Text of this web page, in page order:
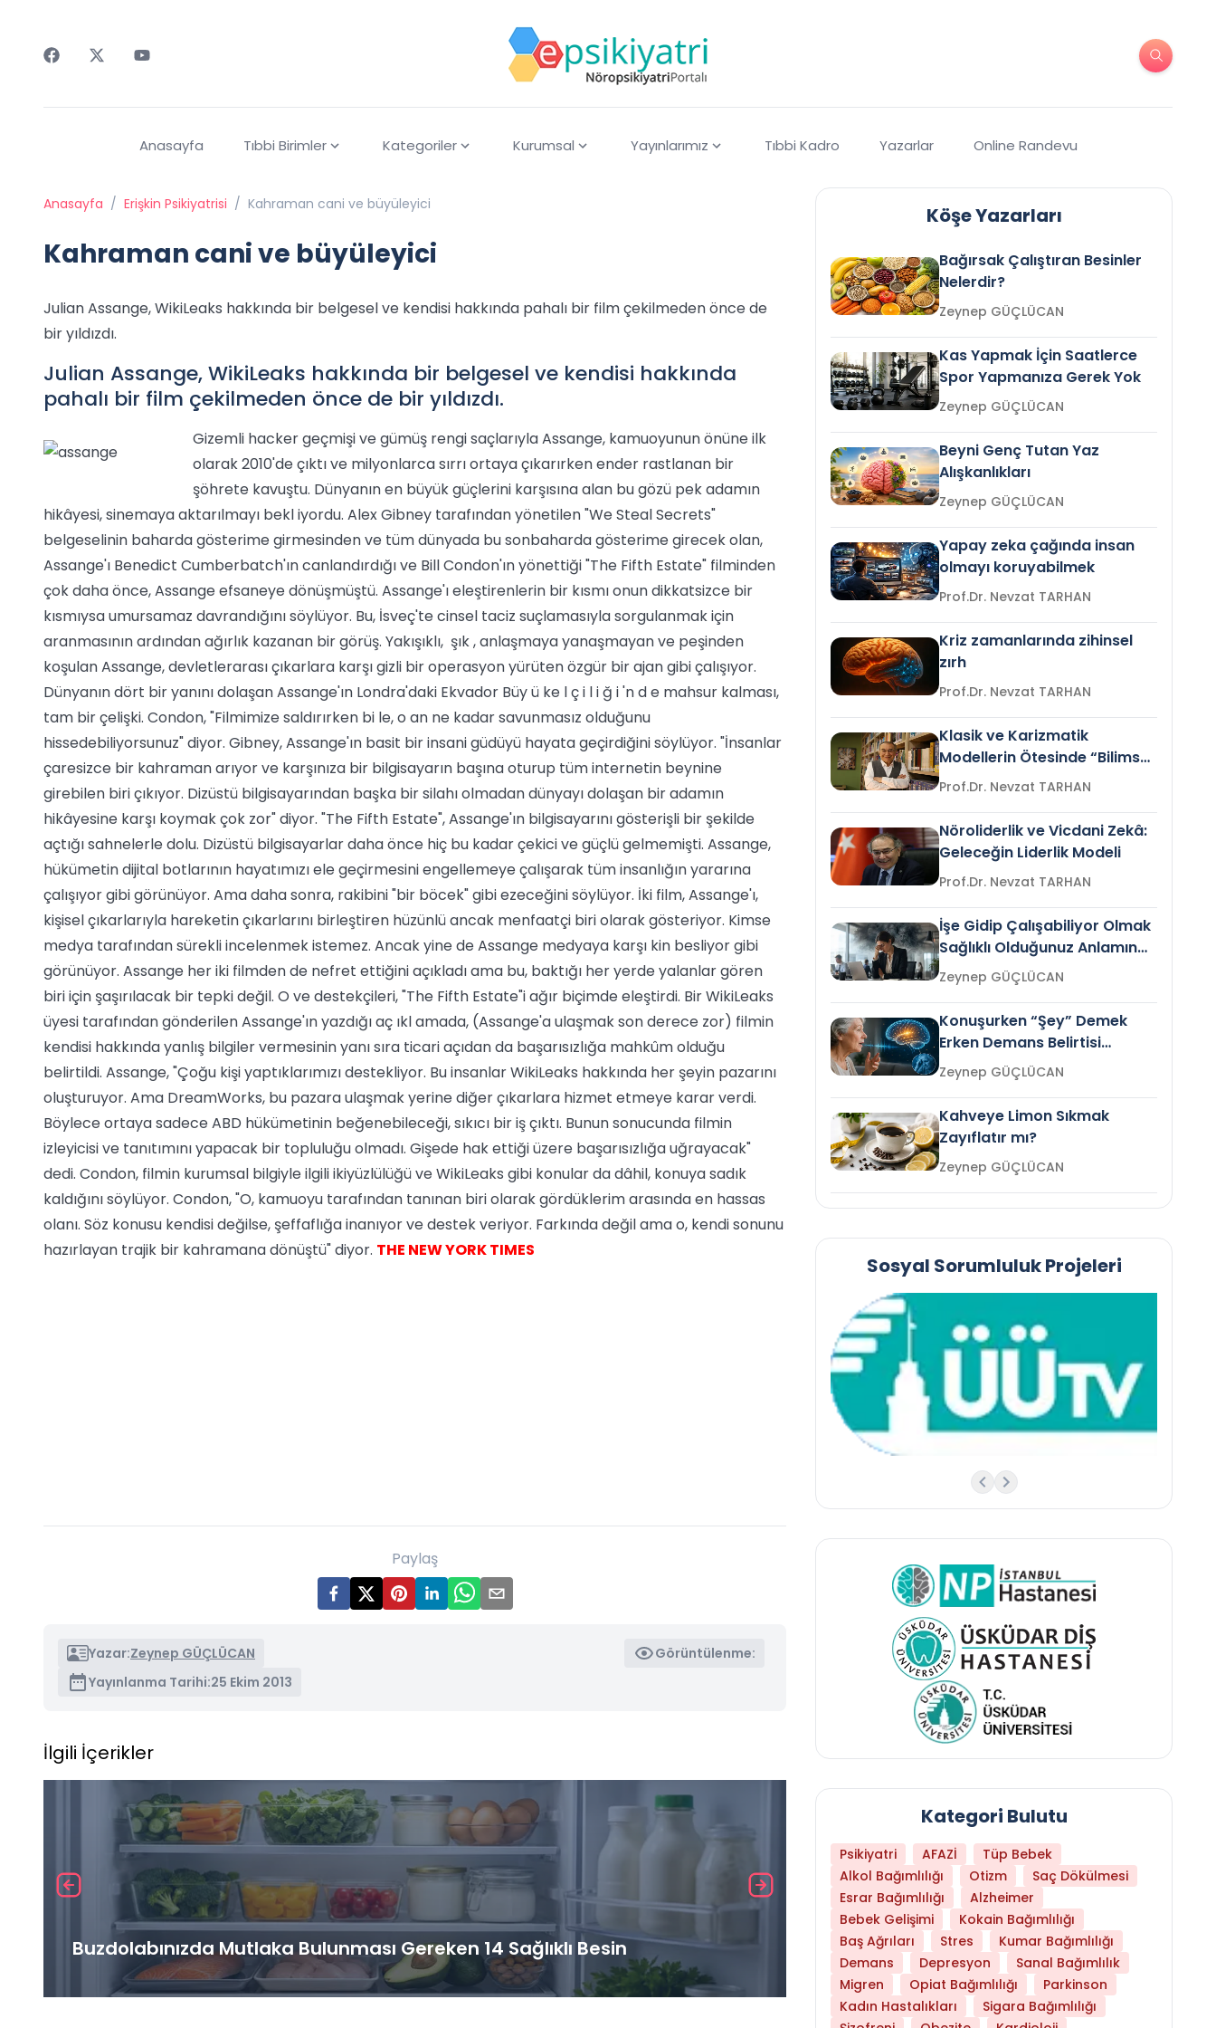
Anasayfa Tıbbi Birimler Kategoriler Kurumsal Yayınlarımız Tıbbi Kadro Yazarlar Online Randevu
Anasayfa / Erişkin Psikiyatrisi / Kahraman cani ve büyüleyici
Kahraman cani ve büyüleyici
Julian Assange, WikiLeaks hakkında bir belgesel ve kendisi hakkında pahalı bir film çekilmeden önce de
bir yıldızdı.
Julian Assange, WikiLeaks hakkında bir belgesel ve kendisi hakkında
pahalı bir film çekilmeden önce de bir yıldızdı.
Gizemli hacker geçmişi ve gümüş rengi saçlarıyla Assange, kamuoyunun önüne ilk
olarak 2010'de çıktı ve milyonlarca sırrı ortaya çıkarırken ender rastlanan bir
şöhrete kavuştu. Dünyanın en büyük güçlerini karşısına alan bu gözü pek adamın
hikâyesi, sinemaya aktarılmayı bekl iyordu. Alex Gibney tarafından yönetilen "We Steal Secrets"
belgeselinin baharda gösterime girmesinden ve tüm dünyada bu sonbaharda gösterime girecek olan,
Assange'ı Benedict Cumberbatch'ın canlandırdığı ve Bill Condon'ın yönettiği "The Fifth Estate" filminden
çok daha önce, Assange efsaneye dönüşmüştü. Assange'ı eleştirenlerin bir kısmı onun dikkatsizce bir
kısmıysa umursamaz davrandığını söylüyor. Bu, İsveç'te cinsel taciz suçlamasıyla sorgulanmak için
aranmasının ardından ağırlık kazanan bir görüş. Yakışıklı, şık , anlaşmaya yanaşmayan ve peşinden
koşulan Assange, devletlerarası çıkarlara karşı gizli bir operasyon yürüten özgür bir ajan gibi çalışıyor.
Dünyanın dört bir yanını dolaşan Assange'ın Londra'daki Ekvador Büy ü ke l ç i l i ğ i 'n d e mahsur kalması,
tam bir çelişki. Condon, "Filmimize saldırırken bi le, o an ne kadar savunmasız olduğunu
hissedebiliyorsunuz" diyor. Gibney, Assange'ın basit bir insani güdüyü hayata geçirdiğini söylüyor. "İnsanlar
çaresizce bir kahraman arıyor ve karşınıza bir bilgisayarın başına oturup tüm internetin beynine
girebilen biri çıkıyor. Dizüstü bilgisayarından başka bir silahı olmadan dünyayı dolaşan bir adamın
hikâyesine karşı koymak çok zor" diyor. "The Fifth Estate", Assange'ın bilgisayarını gösterişli bir şekilde
açtığı sahnelerle dolu. Dizüstü bilgisayarlar daha önce hiç bu kadar çekici ve güçlü gelmemişti. Assange,
hükümetin dijital botlarının hayatımızı ele geçirmesini engellemeye çalışarak tüm insanlığın yararına
çalışıyor gibi görünüyor. Ama daha sonra, rakibini "bir böcek" gibi ezeceğini söylüyor. İki film, Assange'ı,
kişisel çıkarlarıyla hareketin çıkarlarını birleştiren hüzünlü ancak menfaatçi biri olarak gösteriyor. Kimse
medya tarafından sürekli incelenmek istemez. Ancak yine de Assange medyaya karşı kin besliyor gibi
görünüyor. Assange her iki filmden de nefret ettiğini açıkladı ama bu, baktığı her yerde yalanlar gören
biri için şaşırılacak bir tepki değil. O ve destekçileri, "The Fifth Estate"i ağır biçimde eleştirdi. Bir WikiLeaks
üyesi tarafından gönderilen Assange'ın yazdığı aç ıkl amada, (Assange'a ulaşmak son derece zor) filmin
kendisi hakkında yanlış bilgiler vermesinin yanı sıra ticari açıdan da başarısızlığa mahkûm olduğu
belirtildi. Assange, "Çoğu kişi yaptıklarımızı destekliyor. Bu insanlar WikiLeaks hakkında her şeyin pazarını
oluşturuyor. Ama DreamWorks, bu pazara ulaşmak yerine diğer çıkarlara hizmet etmeye karar verdi.
Böylece ortaya sadece ABD hükümetinin beğenebileceği, sıkıcı bir iş çıktı. Bunun sonucunda filmin
izleyicisi ve tanıtımını yapacak bir topluluğu olmadı. Gişede hak ettiği üzere başarısızlığa uğrayacak"
dedi. Condon, filmin kurumsal bilgiyle ilgili ikiyüzlülüğü ve WikiLeaks gibi konular da dâhil, konuya sadık
kaldığını söylüyor. Condon, "O, kamuoyu tarafından tanınan biri olarak gördüklerim arasında en hassas
olanı. Söz konusu kendisi değilse, şeffaflığa inanıyor ve destek veriyor. Farkında değil ama o, kendi sonunu
hazırlayan trajik bir kahramana dönüştü" diyor. THE NEW YORK TIMES
Paylaş
Yazar:Zeynep GÜÇLÜCAN
Görüntülenme:
Yayınlanma Tarihi:25 Ekim 2013
İlgili İçerikler
Buzdolabınızda Mutlaka Bulunması Gereken 14 Sağlıklı Besin Hangi Yaşta Hangi Testi Yaptırmanız
Köşe Yazarları
Bağırsak Çalıştıran Besinler
Nelerdir?
Zeynep GÜÇLÜCAN
Kas Yapmak İçin Saatlerce
Spor Yapmanıza Gerek Yok
Zeynep GÜÇLÜCAN
Beyni Genç Tutan Yaz
Alışkanlıkları
Zeynep GÜÇLÜCAN
Yapay zeka çağında insan
olmayı koruyabilmek
Prof.Dr. Nevzat TARHAN
Kriz zamanlarında zihinsel
zırh
Prof.Dr. Nevzat TARHAN
Klasik ve Karizmatik
Modellerin Ötesinde “Bilimsel
Liderlik”
Prof.Dr. Nevzat TARHAN
Nöroliderlik ve Vicdani Zekâ:
Geleceğin Liderlik Modeli
Prof.Dr. Nevzat TARHAN
İşe Gidip Çalışabiliyor Olmak
Sağlıklı Olduğunuz Anlamına
Gelir mi?Zeynep GÜÇLÜCAN
Konuşurken “Şey” Demek
Erken Demans Belirtisi
Olabilir mi?Zeynep GÜÇLÜCAN
Kahveye Limon Sıkmak
Zayıflatır mı?
Zeynep GÜÇLÜCAN
Sosyal Sorumluluk Projeleri
Kategori Bulutu
Psikiyatri AFAZİ
Tüp Bebek
Alkol Bağımlılığı
Otizm
Saç Dökülmesi
Esrar Bağımlılığı
Alzheimer
Bebek Gelişimi
Kokain Bağımlılığı
Baş Ağrıları
Stres
Kumar Bağımlılığı
Demans
Depresyon
Sanal Bağımlılık
Migren
Opiat Bağımlılığı
Parkinson
Kadın Hastalıkları
Sigara Bağımlılığı